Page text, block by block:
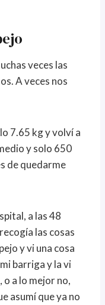
veces las
A veces nos
7.65 kg y volví a
y solo 650
de quedarme
a las 48
las cosas
y vi una cosa
barriga y la vi
a lo mejor no,
asumí que ya no